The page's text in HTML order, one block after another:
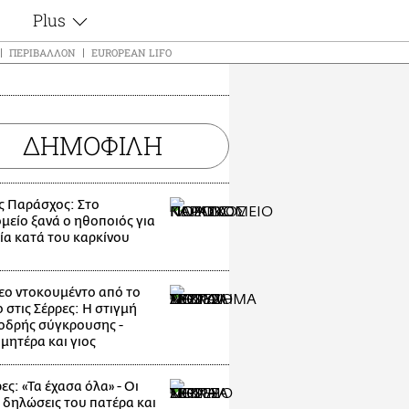
Plus
Θέματα
Videos
Αφιερώματα
Ζώδια
Εξομολογήσεις
Οι Αθηναίοι
Απώλειες
Επιλογές
ΠΕΡΙΒΆΛΛΟΝ EUROPEAN LIFO
ΔΗΜΟΦΙΛΗ
Παράσχος: Στο
ξανά ο ηθοποιός για
κατά του καρκίνου
ντοκουμέντο από το
στις Σέρρες: Η στιγμή
σύγκρουσης -
και γιος
«Τα έχασα όλα» - Οι
του πατέρα και